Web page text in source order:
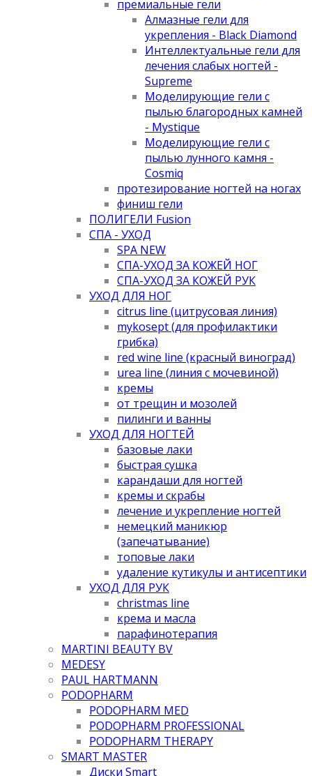
премиальные гели
Алмазные гели для
укрепления - Black Diamond
Интеллектуальные гели для
лечения слабых ногтей -
Supreme
Моделирующие гели с
пылью благородных камней
- Mystique
Моделирующие гели с
пылью лунного камня -
Cosmiq
протезирование ногтей на ногах
финиш гели
ПОЛИГЕЛИ Fusion
СПА - УХОД
SPA NEW
СПА-УХОД ЗА КОЖЕЙ НОГ
СПА-УХОД ЗА КОЖЕЙ РУК
УХОД ДЛЯ НОГ
citrus line (цитрусовая линия)
mykosept (для профилактики
грибка)
red wine line (красный виноград)
urea line (линия с мочевиной)
кремы
от трещин и мозолей
пилинги и ванны
УХОД ДЛЯ НОГТЕЙ
базовые лаки
быстрая сушка
карандаши для ногтей
кремы и скрабы
лечение и укрепление ногтей
немецкий маникюр
(запечатывание)
топовые лаки
удаление кутикулы и антисептики
УХОД ДЛЯ РУК
christmas line
крема и масла
парафинотерапия
MARTINI BEAUTY BV
MEDESY
PAUL HARTMANN
PODOPHARM
PODOPHARM MED
PODOPHARM PROFESSIONAL
PODOPHARM THERAPY
SMART MASTER
Диски Smart